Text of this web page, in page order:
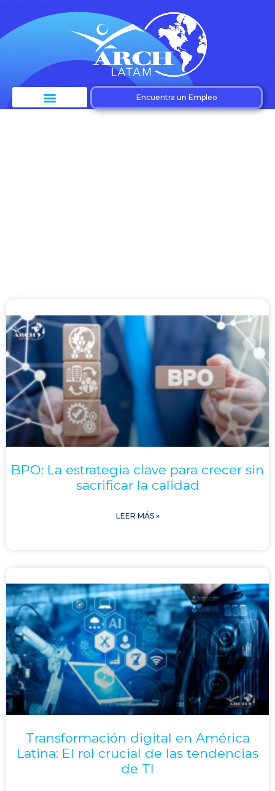
Encuentra un Empleo
BPO: La estrategia clave para crecer sin
sacrificar la calidad
LEER MÁS »
Transformación digital en América
Latina: El rol crucial de las tendencias
de TI